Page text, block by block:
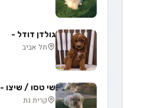
גולדן דודל -
תל אביב
שי טסו / שיצו -
קרית גת